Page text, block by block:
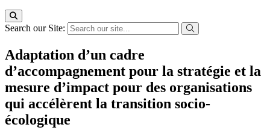
Search our Site:
Adaptation d’un cadre
d’accompagnement pour la stratégie et la
mesure d’impact pour des organisations
qui accélèrent la transition socio-
écologique